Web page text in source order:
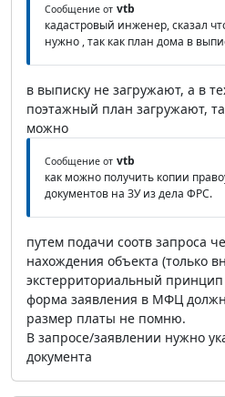
Сообщение от vtb
кадастровый инженер, сказал
нужно , так как план дома в
в выписку не загружают, а в
поэтажный план загружают,
можно
Сообщение от vtb
как можно получить копии
документов на ЗУ из дела ФРС.
путем подачи соотв запроса
нахождения объекта (только
экстерриториальный
форма заявления в МФЦ
размер платы не помню.
В запросе/заявлении нужно
документа